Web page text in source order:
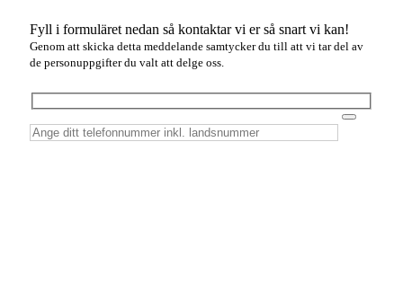
Fyll i formuläret nedan så kontaktar vi er så snart vi kan!
Genom att skicka detta meddelande samtycker du till att vi tar del av
de personuppgifter du valt att delge oss.